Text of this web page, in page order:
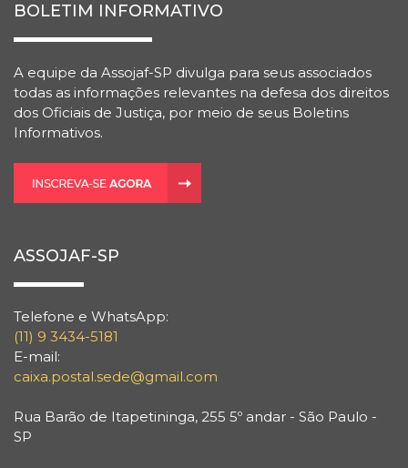
BOLETIM INFORMATIVO
A equipe da Assojaf-SP divulga para seus associados
todas as informações relevantes na defesa dos direitos
dos Oficiais de Justiça, por meio de seus Boletins
Informativos.
ASSOJAF-SP
Telefone e WhatsApp:
(11) 9 3434-5181
E-mail:
caixa.postal.sede@gmail.com
Rua Barão de Itapetininga, 255 5º andar - São Paulo -
SP